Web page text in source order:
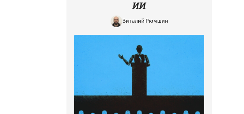
ИИ
Виталий Рюмшин